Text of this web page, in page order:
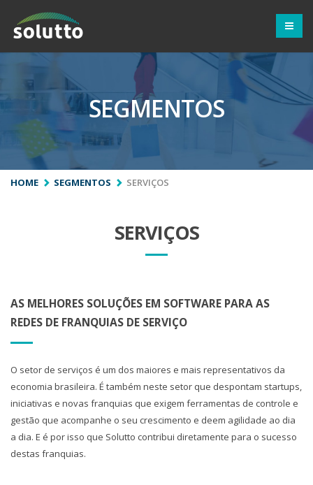
SEGMENTOS
HOME SEGMENTOS SERVIÇOS
SERVIÇOS
AS MELHORES SOLUÇÕES EM SOFTWARE PARA AS
REDES DE FRANQUIAS DE SERVIÇO
O setor de serviços é um dos maiores e mais representativos da
economia brasileira. É também neste setor que despontam startups,
iniciativas e novas franquias que exigem ferramentas de controle e
gestão que acompanhe o seu crescimento e deem agilidade ao dia
a dia. E é por isso que Solutto contribui diretamente para o sucesso
destas franquias.